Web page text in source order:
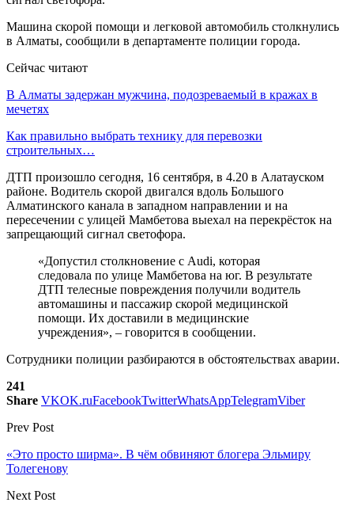
Машина скорой помощи и легковой автомобиль столкнулись
в Алматы, сообщили в департаменте полиции города.
Сейчас читают
В Алматы задержан мужчина, подозреваемый в кражах в
мечетях
Как правильно выбрать технику для перевозки
строительных…
ДТП произошло сегодня, 16 сентября, в 4.20 в Алатауском
районе. Водитель скорой двигался вдоль Большого
Алматинского канала в западном направлении и на
пересечении с улицей Мамбетова выехал на перекрёсток на
запрещающий сигнал светофора.
«Допустил столкновение с Audi, которая
следовала по улице Мамбетова на юг. В результате
ДТП телесные повреждения получили водитель
автомашины и пассажир скорой медицинской
помощи. Их доставили в медицинские
учреждения», – говорится в сообщении.
Сотрудники полиции разбираются в обстоятельствах аварии.
241
Share VKOK.ruFacebookTwitterWhatsAppTelegramViber
Prev Post
«Это просто ширма». В чём обвиняют блогера Эльмиру
Толегенову
Next Post